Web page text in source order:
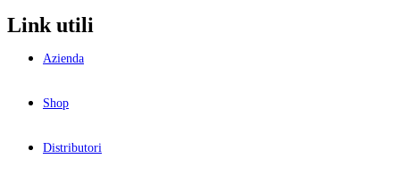
Link utili
Azienda
Shop
Distributori